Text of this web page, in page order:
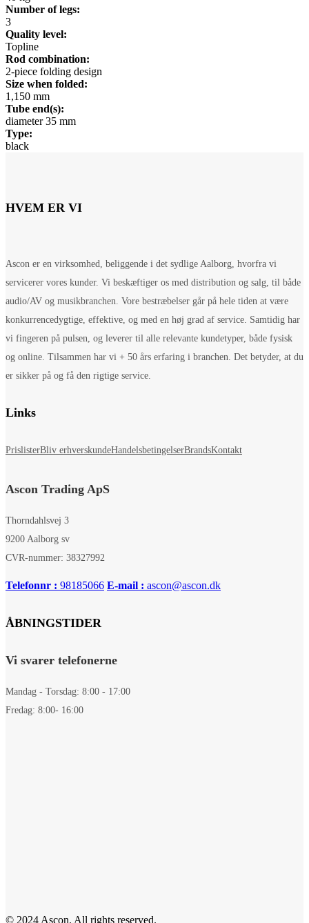
Number of legs:
3
Quality level:
Topline
Rod combination:
2-piece folding design
Size when folded:
1,150 mm
Tube end(s):
diameter 35 mm
Type:
black
HVEM ER VI
Ascon er en virksomhed, beliggende i det sydlige Aalborg, hvorfra vi
servicerer vores kunder. Vi beskæftiger os med distribution og salg, til både
audio/AV og musikbranchen. Vore bestræbelser går på hele tiden at være
konkurrencedygtige, effektive, og med en høj grad af service. Samtidig har
vi fingeren på pulsen, og leverer til alle relevante kundetyper, både fysisk
og online. Tilsammen har vi + 50 års erfaring i branchen. Det betyder, at du
er sikker på og få den rigtige service.
Links
PrislisterBliv erhverskundeHandelsbetingelserBrandsKontakt
Ascon Trading ApS
Thorndahlsvej 3
9200 Aalborg sv
CVR-nummer: 38327992
Telefonnr : 98185066 E-mail : ascon@ascon.dk
ÅBNINGSTIDER
Vi svarer telefonerne
Mandag - Torsdag: 8:00 - 17:00
Fredag: 8:00- 16:00
© 2024 Ascon. All rights reserved.